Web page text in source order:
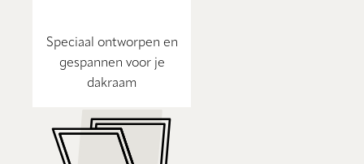
Speciaal ontworpen en
gespannen voor je
dakraam